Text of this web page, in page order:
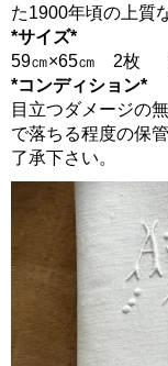
た1900年頃の上質
*サイズ*
59㎝×65㎝ 2枚 （
*コンディション*
目立つダメージの
で落ちる程度の保
了承下さい。